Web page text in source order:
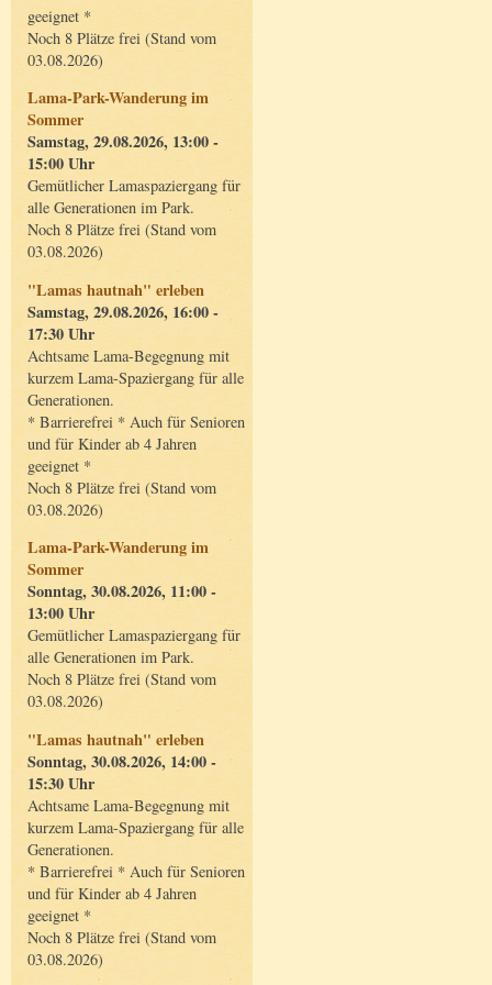
geeignet *
Noch 8 Plätze frei (Stand vom
03.08.2026)
Lama-Park-Wanderung im
Sommer
Samstag, 29.08.2026, 13:00 -
15:00 Uhr
Gemütlicher Lamaspaziergang für
alle Generationen im Park.
Noch 8 Plätze frei (Stand vom
03.08.2026)
"Lamas hautnah" erleben
Samstag, 29.08.2026, 16:00 -
17:30 Uhr
Achtsame Lama-Begegnung mit
kurzem Lama-Spaziergang für alle
Generationen.
* Barrierefrei * Auch für Senioren
und für Kinder ab 4 Jahren
geeignet *
Noch 8 Plätze frei (Stand vom
03.08.2026)
Lama-Park-Wanderung im
Sommer
Sonntag, 30.08.2026, 11:00 -
13:00 Uhr
Gemütlicher Lamaspaziergang für
alle Generationen im Park.
Noch 8 Plätze frei (Stand vom
03.08.2026)
"Lamas hautnah" erleben
Sonntag, 30.08.2026, 14:00 -
15:30 Uhr
Achtsame Lama-Begegnung mit
kurzem Lama-Spaziergang für alle
Generationen.
* Barrierefrei * Auch für Senioren
und für Kinder ab 4 Jahren
geeignet *
Noch 8 Plätze frei (Stand vom
03.08.2026)